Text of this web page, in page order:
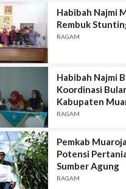
Habibah Najmi
Rembuk
RAGAM
Habibah Najmi
Koordinasi
Kabupaten
RAGAM
Pemkab
Potensi
Sumber Agung
RAGAM